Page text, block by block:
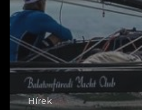
Hírek